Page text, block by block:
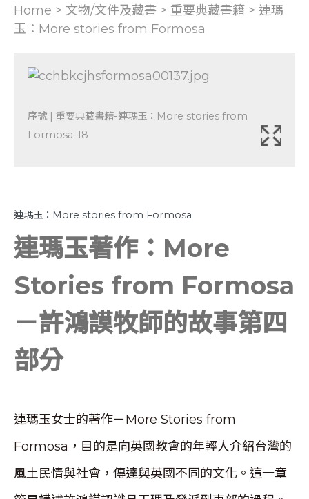
Home > 文物/文件及藏書 > 重要典藏書籍 > 連瑪
玉：More stories from Formosa
序號 | 重要典藏書籍-連瑪玉：More stories from
Formosa-18
連瑪玉：More stories from Formosa
連瑪玉著作：More
Stories from Formosa
－許鴻謨牧師的故事第四
部分
連瑪玉女士的著作－More Stories from
Formosa，目的是向英國教會的年輕人介紹台灣的
風土民情與社會，傳達與英國不同的文化。這一章